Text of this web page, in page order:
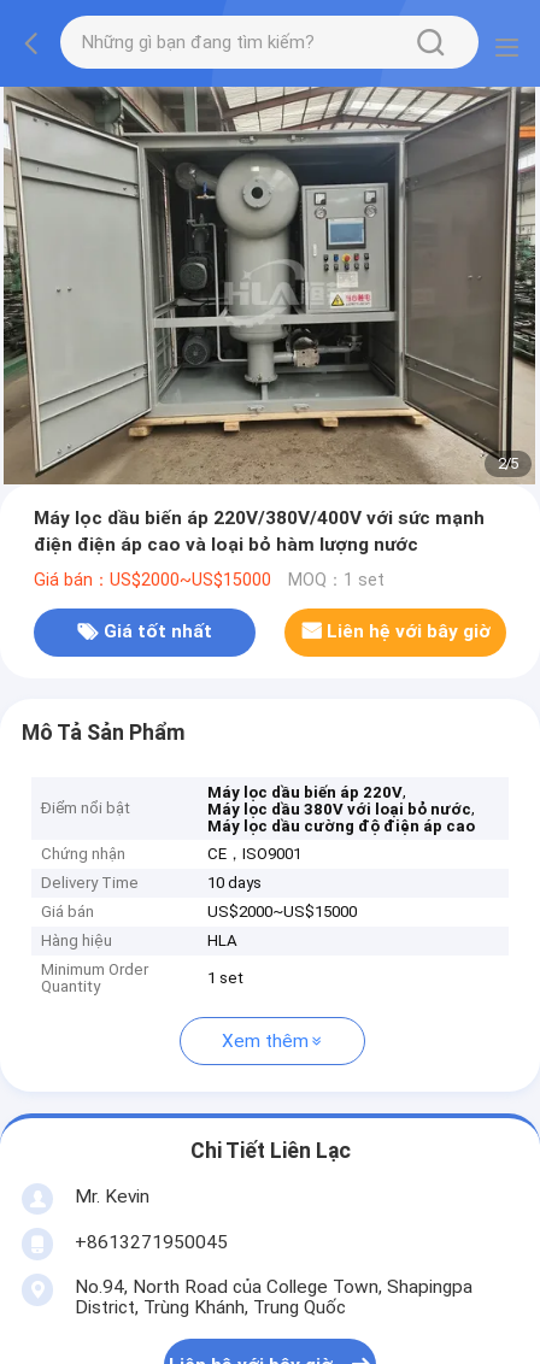
2/5
Máy lọc dầu biến áp 220V/380V/400V với sức mạnh
điện điện áp cao và loại bỏ hàm lượng nước
Giá bán：US$2000~US$15000 MOQ：1 set
Giá tốt nhất Liên hệ với bây giờ
Mô Tả Sản Phẩm
Điểm nổi bật
Máy lọc dầu biến áp 220V,
Máy lọc dầu 380V với loại bỏ nước,
Máy lọc dầu cường độ điện áp cao
Chứng nhận
CE，ISO9001
Delivery Time
10 days
Giá bán
US$2000~US$15000
Hàng hiệu
HLA
Minimum Order
Quantity
1 set
Xem thêm
Chi Tiết Liên Lạc
Mr. Kevin
+8613271950045
No.94, North Road của College Town, Shapingpa
District, Trùng Khánh, Trung Quốc